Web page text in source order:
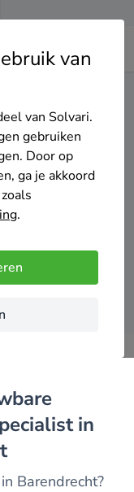
van
van Solvari.
gebruiken
Door op
ga je akkoord
.
in
Barendrecht?